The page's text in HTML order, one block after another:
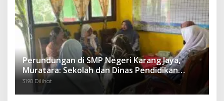
Perundungan di SMP Negeri Karang Jaya,
Muratara: Sekolah dan Dinas Pendidikan
Langsung Ambil Tindakan Tegas
3190 Dilihat